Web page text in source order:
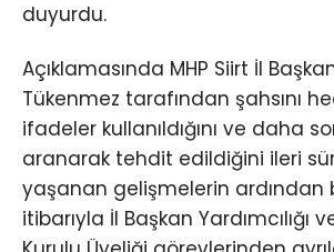
duyurdu.
Açıklamasında MHP Siirt İl
Tükenmez tarafından şahsını
ifadeler kullanıldığını ve daha
aranarak tehdit edildiğini ileri
yaşanan gelişmelerin ardından
itibarıyla İl Başkan Yardımcılığı